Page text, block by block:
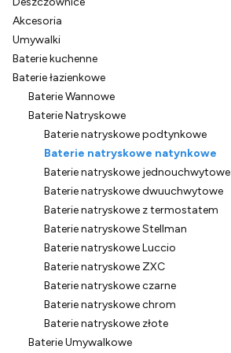
Akcesoria
Umywalki
Baterie kuchenne
Baterie łazienkowe
Baterie Wannowe
Baterie Natryskowe
Baterie natryskowe podtynkowe
Baterie natryskowe natynkowe
Baterie natryskowe jednouchwytowe
Baterie natryskowe dwuuchwytowe
Baterie natryskowe z termostatem
Baterie natryskowe Stellman
Baterie natryskowe Luccio
Baterie natryskowe ZXC
Baterie natryskowe czarne
Baterie natryskowe chrom
Baterie natryskowe złote
Baterie Umywalkowe